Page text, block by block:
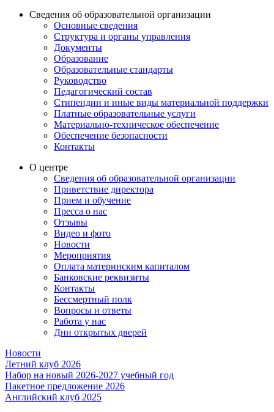
Сведения об образовательной организации
Основные сведения
Структура и органы управления
Документы
Образование
Образовательные стандарты
Руководство
Педагогический состав
Стипендии и иные виды материальной поддержки
Платные образовательные услуги
Материально-техническое обеспечение
Обеспечение безопасности
Контакты
О центре
Сведения об образовательной организации
Приветствие директора
Прием и обучение
Пресса о нас
Отзывы
Видео и фото
Новости
Мероприятия
Оплата материнским капиталом
Банковские реквизиты
Контакты
Бессмертный полк
Вопросы и ответы
Работа у нас
Дни открытых дверей
Новости
Летний клуб 2026
Набор на новый 2026-2027 учебный год
Пакетное предложение 2026
Английский клуб 2025